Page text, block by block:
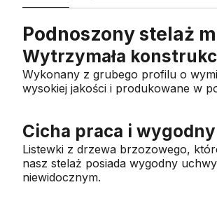
Podnoszony stelaż
Wytrzymała
Wykonany z grubego profilu o
wysokiej jakości i produkowane w
Cicha praca i
Listewki z drzewa brzozowego,
nasz stelaż posiada wygodny
niewidocznym.